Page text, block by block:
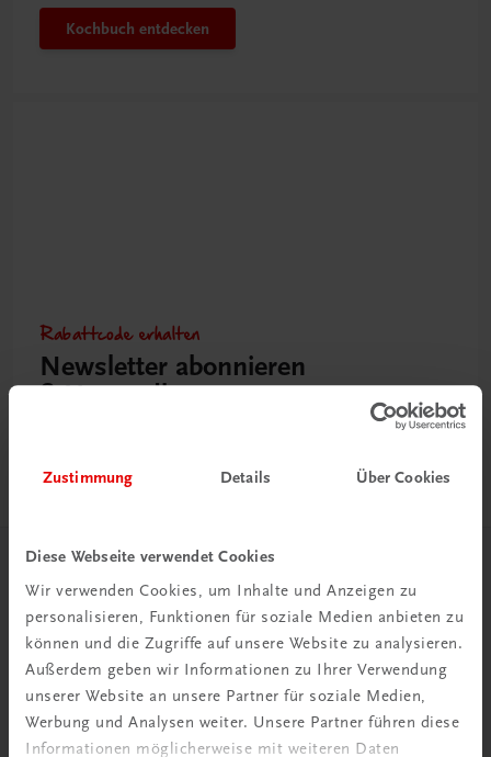
Zustimmung Details Über Cookies
Diese Webseite verwendet Cookies
Wir verwenden Cookies, um Inhalte und Anzeigen zu
personalisieren, Funktionen für soziale Medien anbieten zu
können und die Zugriffe auf unsere Website zu analysieren.
Außerdem geben wir Informationen zu Ihrer Verwendung
unserer Website an unsere Partner für soziale Medien,
Werbung und Analysen weiter. Unsere Partner führen diese
Informationen möglicherweise mit weiteren Daten
Kochbuch entdecken
Rabattcode erhalten
Newsletter abonnieren
& Versandkosten sparen
Herzlich willkommen bei TRAUNER!
Wir über uns